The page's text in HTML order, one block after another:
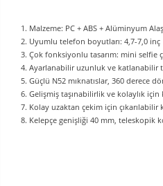
1. Malzeme: PC + ABS + Alüminyum
2. Uyumlu telefon boyutları: 4,7-7,0 inç
3. Çok fonksiyonlu tasarım: mini selfie
4. Ayarlanabilir uzunluk ve katlanabilir
5. Güçlü N52 mıknatıslar, 360 derece
6. Gelişmiş taşınabilirlik ve kolaylık için
7. Kolay uzaktan çekim için
8. Kelepçe genişliği 40 mm, teleskopik